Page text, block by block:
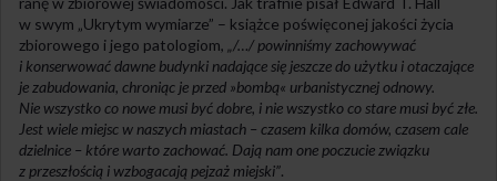
w swym „Ukrytym wymiarze” – książce poświęconej jakości życia
zbiorowego i jego patologiom, „/…/ powinniśmy zachowywać
i konserwować dawne budynki nadające się jeszcze do użytku i otaczające
je zabudowania, chroniąc je przed »bombą« urbanistycznej odnowy.
Nie wszystko co nowe musi być dobre, i nie wszystko co stare musi być złe.
Jest wiele miejsc w naszych miastach – czasem kilka domów, czasem cale
dzielnice – które warto zachować. Dają nam one poczucie związku
z przeszłością i wzbogacają pejzaż miejski”.